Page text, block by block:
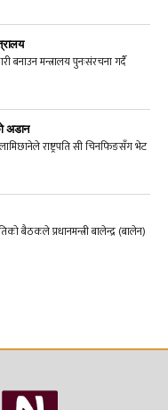
बनाउन मन्त्रालय पुनःसंरचना गर्दै
अडान
लामिछानेले राष्ट्रपति सी चिनफिङसँग भेट
बैठकले प्रधानमन्त्री बालेन्द्र (बालेन)